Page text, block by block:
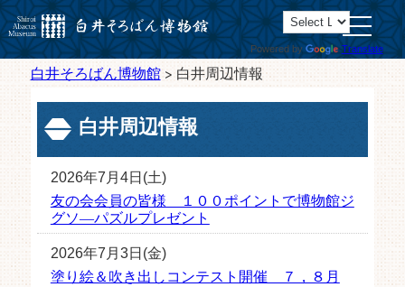
Powered by Translate
toggle
白井そろばん博物館> 白井周辺情報
白井周辺情報
2026年7月4日(土)
友の会会員の皆様 １００ポイントで博物館ジ
グソ―パズルプレゼント
2026年7月3日(金)
塗り絵＆吹き出しコンテスト開催 ７，８月